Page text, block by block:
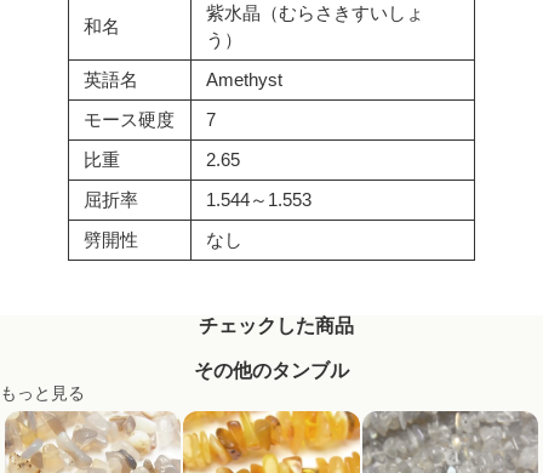
和名
紫水晶（むらさきすいしょ
う）
英語名
Amethyst
モース硬度
7
比重
2.65
屈折率
1.544～1.553
劈開性
なし
チェックした商品
その他のタンブル
もっと見る